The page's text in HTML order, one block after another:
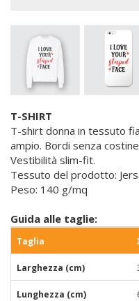
T-SHIRT
T-shirt donna in tessuto
ampio. Bordi senza
Vestibilità slim-fit.
Tessuto del prodotto:
Peso: 140 g/mq
Guida alle taglie:
Taglia
Larghezza (cm)
Lunghezza (cm)